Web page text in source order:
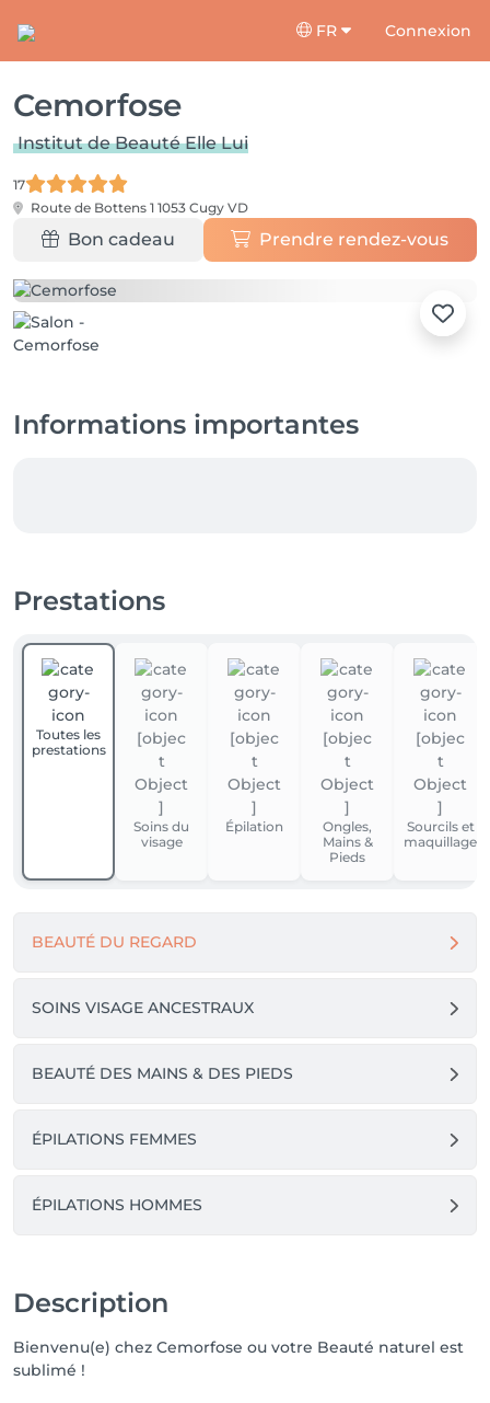
FR Connexion
Cemorfose
Institut de Beauté Elle Lui
17
Route de Bottens 1 1053 Cugy VD
Bon cadeau Prendre rendez-vous
Informations importantes
Prestations
Toutes les
prestations
Soins du
visage
Épilation
Ongles,
Mains &
Pieds
Sourcils et
maquillage
BEAUTÉ DU REGARD
SOINS VISAGE ANCESTRAUX
BEAUTÉ DES MAINS & DES PIEDS
ÉPILATIONS FEMMES
ÉPILATIONS HOMMES
Description
Bienvenu(e) chez Cemorfose ou votre Beauté naturel est
sublimé !